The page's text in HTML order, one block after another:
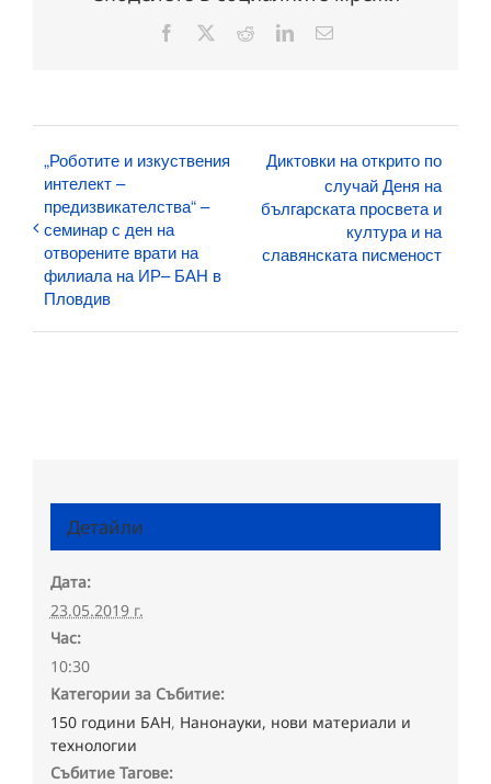
Facebook RedditLinkedInЕлектронна
„Роботите и изкуствения
интелект –
предизвикателства“ –
семинар с ден на
отворените врати на
филиала на ИР– БАН в
Пловдив
Диктовки на открито по
случай Деня на
българската просвета и
култура и на
славянската писменост
Детайли
Дата:
23.05.2019 г.
Час:
10:30
Категории за Събитие:
150 години БАН, Нанонауки, нови материали и
технологии
Събитие Тагове: